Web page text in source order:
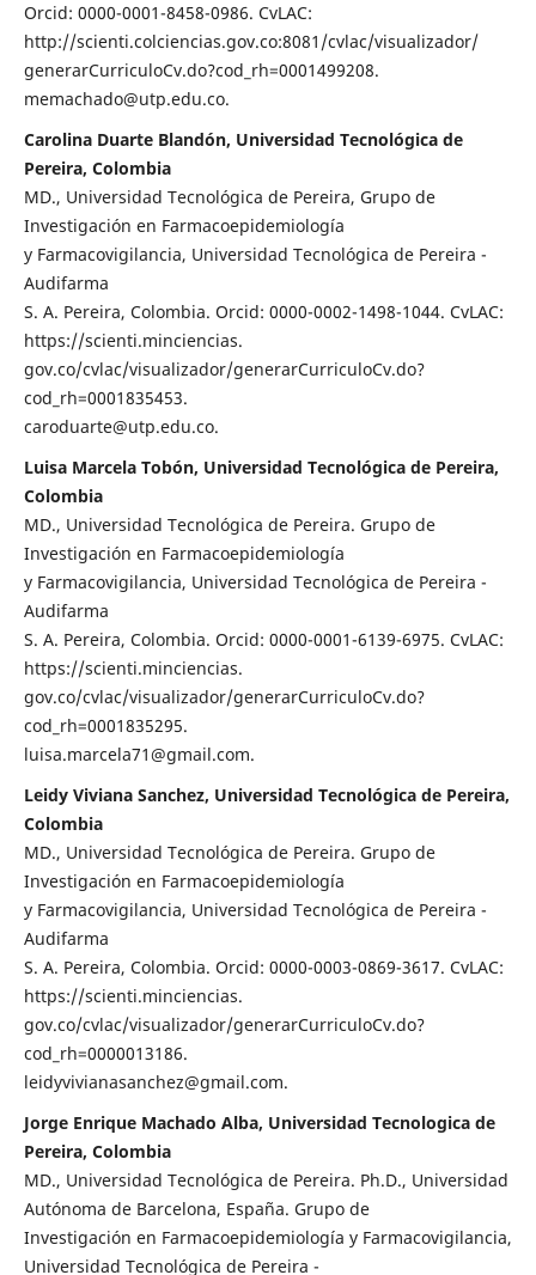
Orcid: 0000-0001-8458-0986. CvLAC:
http://scienti.colciencias.gov.co:8081/cvlac/visualizador/
generarCurriculoCv.do?cod_rh=0001499208.
memachado@utp.edu.co.
Carolina Duarte Blandón, Universidad Tecnológica de
Pereira, Colombia
MD., Universidad Tecnológica de Pereira, Grupo de
Investigación en Farmacoepidemiología
y Farmacovigilancia, Universidad Tecnológica de Pereira -
Audifarma
S. A. Pereira, Colombia. Orcid: 0000-0002-1498-1044. CvLAC:
https://scienti.minciencias.
gov.co/cvlac/visualizador/generarCurriculoCv.do?
cod_rh=0001835453.
caroduarte@utp.edu.co.
Luisa Marcela Tobón, Universidad Tecnológica de Pereira,
Colombia
MD., Universidad Tecnológica de Pereira. Grupo de
Investigación en Farmacoepidemiología
y Farmacovigilancia, Universidad Tecnológica de Pereira -
Audifarma
S. A. Pereira, Colombia. Orcid: 0000-0001-6139-6975. CvLAC:
https://scienti.minciencias.
gov.co/cvlac/visualizador/generarCurriculoCv.do?
cod_rh=0001835295.
luisa.marcela71@gmail.com.
Leidy Viviana Sanchez, Universidad Tecnológica de Pereira,
Colombia
MD., Universidad Tecnológica de Pereira. Grupo de
Investigación en Farmacoepidemiología
y Farmacovigilancia, Universidad Tecnológica de Pereira -
Audifarma
S. A. Pereira, Colombia. Orcid: 0000-0003-0869-3617. CvLAC:
https://scienti.minciencias.
gov.co/cvlac/visualizador/generarCurriculoCv.do?
cod_rh=0000013186.
leidyvivianasanchez@gmail.com.
Jorge Enrique Machado Alba, Universidad Tecnologica de
Pereira, Colombia
MD., Universidad Tecnológica de Pereira. Ph.D., Universidad
Autónoma de Barcelona, España. Grupo de
Investigación en Farmacoepidemiología y Farmacovigilancia,
Universidad Tecnológica de Pereira -